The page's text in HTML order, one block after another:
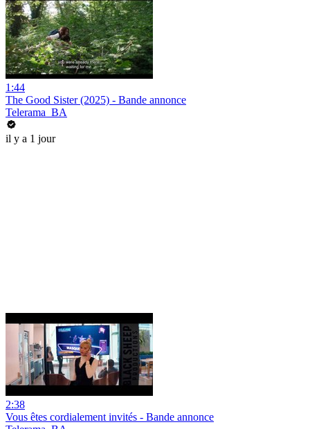
1:44
The Good Sister (2025) - Bande annonce
Telerama_BA
il y a 1 jour
2:38
Vous êtes cordialement invités - Bande annonce